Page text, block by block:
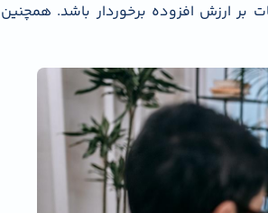
بر ارزش افزوده برخوردار باشد. همچنین